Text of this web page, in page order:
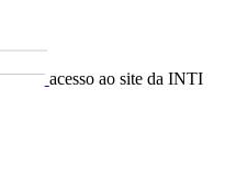
acesso ao site da INTI